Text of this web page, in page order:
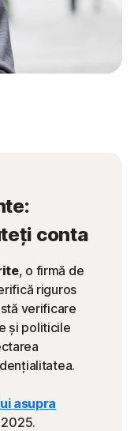
conta
, o firmă de
riguros
verificare
și politicile
asupra